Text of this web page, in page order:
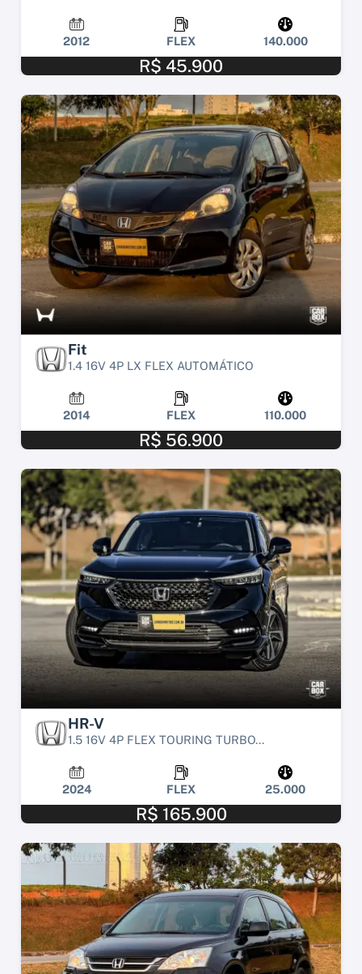
2012 FLEX 140.000
R$ 45.900
Fit
1.4 16V 4P LX FLEX AUTOMÁTICO
2014 FLEX 110.000
R$ 56.900
HR-V
1.5 16V 4P FLEX TOURING TURBO...
2024 FLEX 25.000
R$ 165.900